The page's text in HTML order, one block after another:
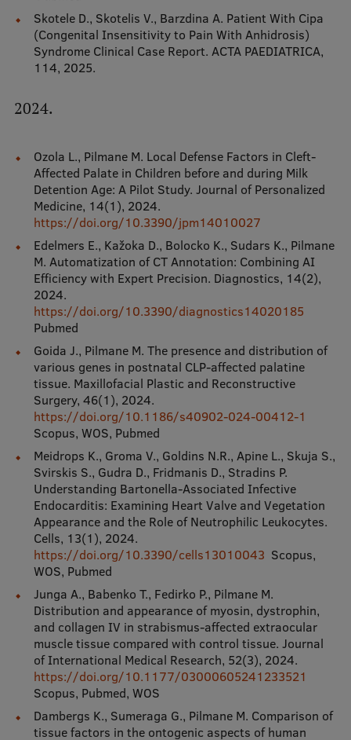
Skotele D., Skotelis V., Barzdina A. Patient With Cipa
(Congenital Insensitivity to Pain With Anhidrosis)
Syndrome Clinical Case Report. ACTA PAEDIATRICA,
114, 2025.
2024.
Ozola L., Pilmane M. Local Defense Factors in Cleft-
Affected Palate in Children before and during Milk
Detention Age: A Pilot Study. Journal of Personalized
Medicine, 14(1), 2024.
https://doi.org/10.3390/jpm14010027
Edelmers E., Kažoka D., Bolocko K., Sudars K., Pilmane
M. Automatization of CT Annotation: Combining AI
Efficiency with Expert Precision. Diagnostics, 14(2),
2024.
https://doi.org/10.3390/diagnostics14020185
Pubmed
Goida J., Pilmane M. The presence and distribution of
various genes in postnatal CLP-affected palatine
tissue. Maxillofacial Plastic and Reconstructive
Surgery, 46(1), 2024.
https://doi.org/10.1186/s40902-024-00412-1
Scopus, WOS, Pubmed
Meidrops K., Groma V., Goldins N.R., Apine L., Skuja S.,
Svirskis S., Gudra D., Fridmanis D., Stradins P.
Understanding Bartonella-Associated Infective
Endocarditis: Examining Heart Valve and Vegetation
Appearance and the Role of Neutrophilic Leukocytes.
Cells, 13(1), 2024.
https://doi.org/10.3390/cells13010043 Scopus,
WOS, Pubmed
Junga A., Babenko T., Fedirko P., Pilmane M.
Distribution and appearance of myosin, dystrophin,
and collagen IV in strabismus-affected extraocular
muscle tissue compared with control tissue. Journal
of International Medical Research, 52(3), 2024.
https://doi.org/10.1177/03000605241233521
Scopus, Pubmed, WOS
Dambergs K., Sumeraga G., Pilmane M. Comparison of
tissue factors in the ontogenic aspects of human